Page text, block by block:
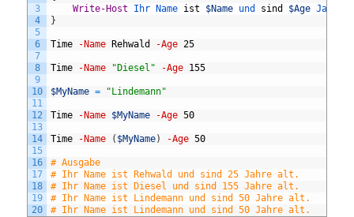
3
4
5
6
7
8
9
10
11
12
13
14
15
16
17
18
19
20
Write-Host
Ihr Name ist $Name und sind $Age Jahre
}
Time -Name Rehwald -Age 25
Time -Name "Diesel" -Age 155
$MyName = "Lindemann"
Time -Name $MyName -Age 50
Time -Name ( $MyName) -Age 50
# Ausgabe
# Ihr Name ist Rehwald und sind 25 Jahre alt.
# Ihr Name ist Diesel und sind 155 Jahre alt.
# Ihr Name ist Lindemann und sind 50 Jahre alt.
# Ihr Name ist Lindemann und sind 50 Jahre alt.